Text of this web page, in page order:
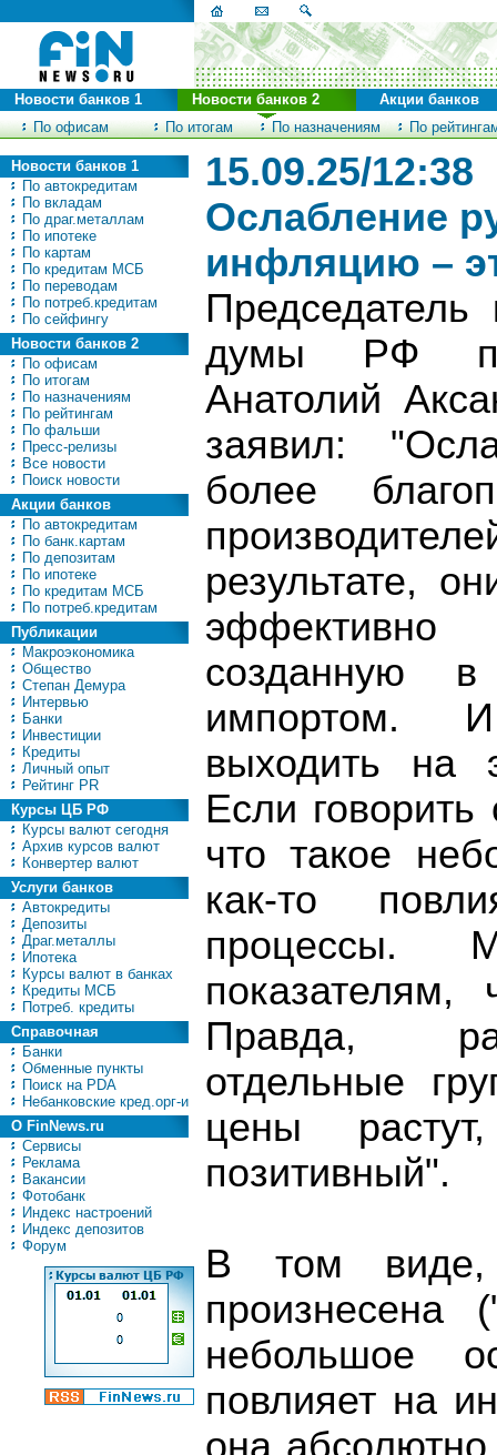
По офисам По итогам По назначениям По
Новости банков 1 Новости банков 2 Акции банков
Новости банков 1
По автокредитам
По вкладам
По драг.металлам
По ипотеке
По картам
По кредитам МСБ
По переводам
По потреб.кредитам
По сейфингу
Новости банков 2
По офисам
По итогам
По назначениям
По рейтингам
По фальши
Пресс-релизы
Все новости
Поиск новости
Акции банков
По автокредитам
По банк.картам
По депозитам
По ипотеке
По кредитам МСБ
По потреб.кредитам
Публикации
Макроэкономика
Общество
Степан Демура
Интервью
Банки
Инвестиции
Кредиты
Личный опыт
Рейтинг PR
Курсы ЦБ РФ
Курсы валют сегодня
Архив курсов валют
Конвертер валют
Услуги банков
Автокредиты
Депозиты
Драг.металлы
Ипотека
Курсы валют в банках
Кредиты МСБ
Потреб. кредиты
Справочная
Банки
Обменные пункты
Поиск на PDA
Небанковские кред.орг-и
О FinNews.ru
Сервисы
Реклама
Вакансии
Фотобанк
Индекс настроений
Индекс депозитов
Форум
15.09.25/12:38
Ослабление
инфляцию –
Председатель
думы РФ по
Анатолий
заявил:
более
результате,
эффективно
созданную
импортом.
выходить на
Если
что такое
как-то
показателям,
Правда,
отдельные
цены
позитивный".
В том
небольшое
повлияет на
она